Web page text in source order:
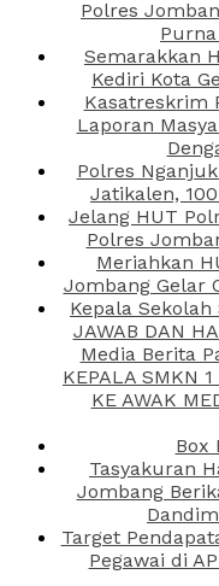
Polres
Semarakkan
Kediri Kota
Kasatreskrim
Laporan
Polres
Jatikalen,
Jelang HUT
Polres
Meriahkan
Jombang Gelar
Kepala Sekolah
JAWAB DAN
Media Berita
KEPALA SMKN
KE AWAK
Box
Tasyakuran
Jombang
Target
Pegawai di